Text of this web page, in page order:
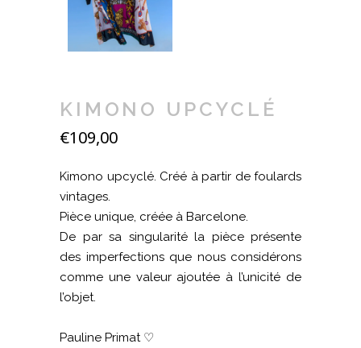
KIMONO UPCYCLÉ
€109,00
Kimono upcyclé. Créé à partir de foulards
vintages.
Pièce unique, créée à Barcelone.
De par sa singularité la pièce présente
des imperfections que nous considérons
comme une valeur ajoutée à l’unicité de
l’objet.
Pauline Primat ♡